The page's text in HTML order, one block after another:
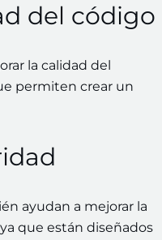
del código
la calidad del
permiten crear un
ayudan a mejorar la
que están diseñados